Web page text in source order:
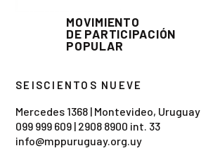
MOVIMIENTO
DE PARTICIPACIÓN
POPULAR
SEISCIENTOS NUEVE
Mercedes 1368 | Montevideo, Uruguay
099 999 609 | 2908 8900 int. 33
info@mppuruguay.org.uy